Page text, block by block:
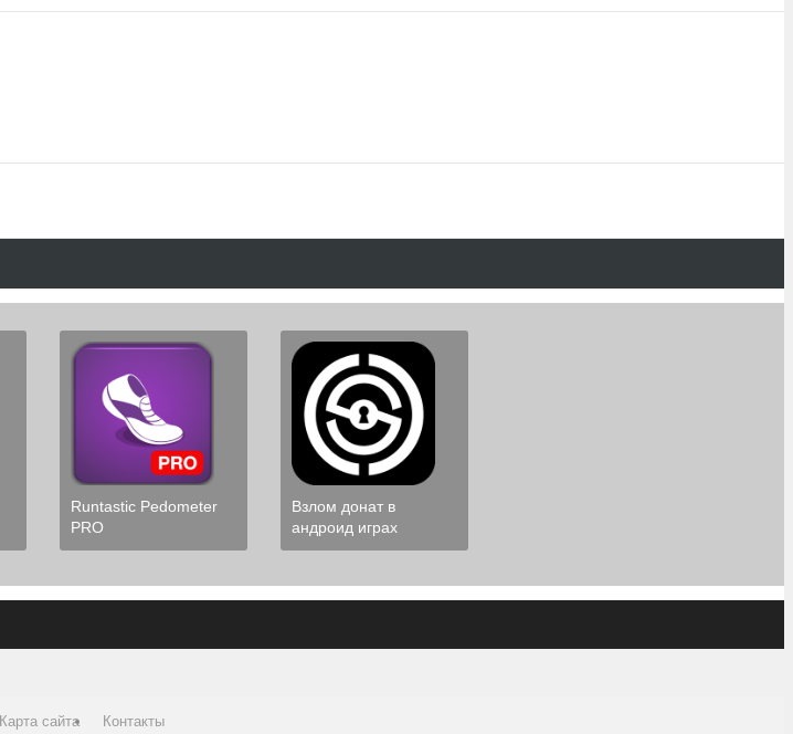
Runtastic Pedometer
PRO
Взлом донат в
андроид играх
Карта сайта Контакты